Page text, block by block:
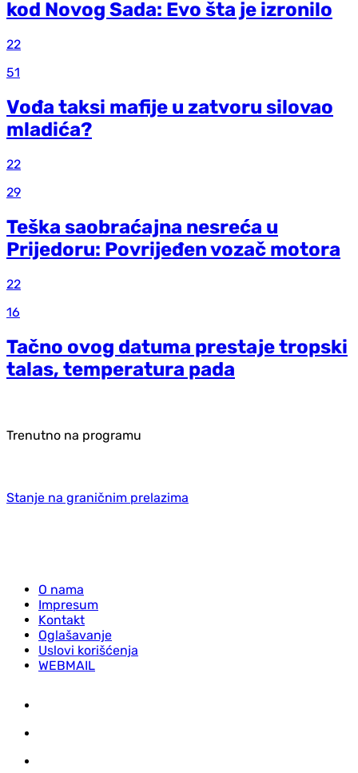
kod Novog Sada: Evo šta je izronilo
22
51
Vođa taksi mafije u zatvoru silovao
mladića?
22
29
Teška saobraćajna nesreća u
Prijedoru: Povrijeđen vozač motora
22
16
Tačno ovog datuma prestaje tropski
talas, temperatura pada
Trenutno na programu
Stanje na graničnim prelazima
O nama
Impresum
Kontakt
Oglašavanje
Uslovi korišćenja
WEBMAIL